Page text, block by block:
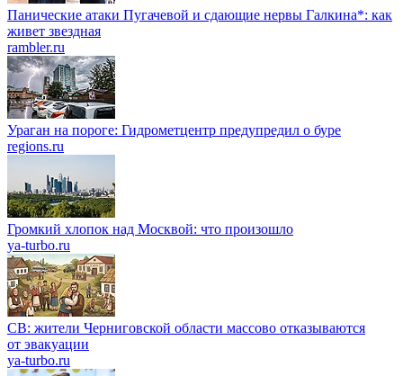
Панические атаки Пугачевой и сдающие нервы Галкина*: как
живет звездная
rambler.ru
Ураган на пороге: Гидрометцентр предупредил о буре
regions.ru
Громкий хлопок над Москвой: что произошло
ya-turbo.ru
СВ: жители Черниговской области массово отказываются
от эвакуации
ya-turbo.ru